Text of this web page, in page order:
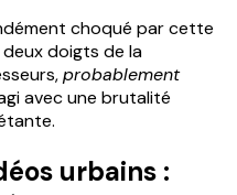
choqué par cette
deux doigts de la
probablement
avec une brutalité
urbains :